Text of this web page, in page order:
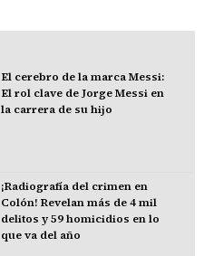
El cerebro de la marca Messi:
El rol clave de Jorge Messi en
la carrera de su hijo
¡Radiografía del crimen en
Colón! Revelan más de 4 mil
delitos y 59 homicidios en lo
que va del año